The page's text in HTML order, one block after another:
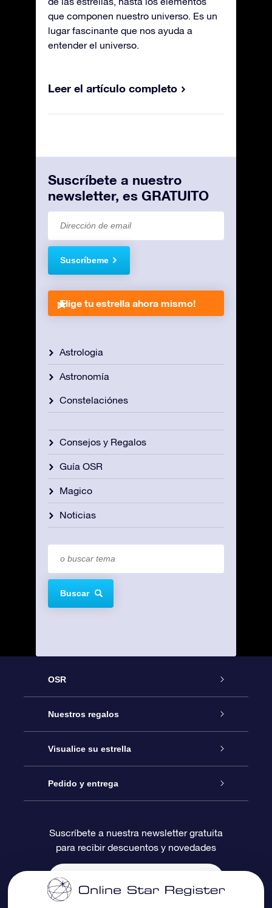
que componen nuestro universo. Es un
lugar fascinante que nos ayuda a
entender el universo.
Leer el artículo completo
Suscríbete a nuestro
newsletter, es GRATUITO
Suscríbeme
¡Elige tu estrella ahora mismo!
Astrologia
Astronomía
Constelaciónes
Consejos y Regalos
Guía OSR
Magico
Noticias
Buscar
OSR
Atención
Contáctanos
Blog
Reseñas
Nuestros regalos
Regalo Estrella Online
Paquete de Regalo OSR
Tarjeta de Regalo OSR
Regalos empresariales
Visualice su estrella
Registro estelar
Página de Estrella Personalizada
Un Millón de Estrellas
Pedido y entrega
Información de Pago
Información de Envío
Suscríbete a nuestra newsletter gratuita
para recibir descuentos y novedades